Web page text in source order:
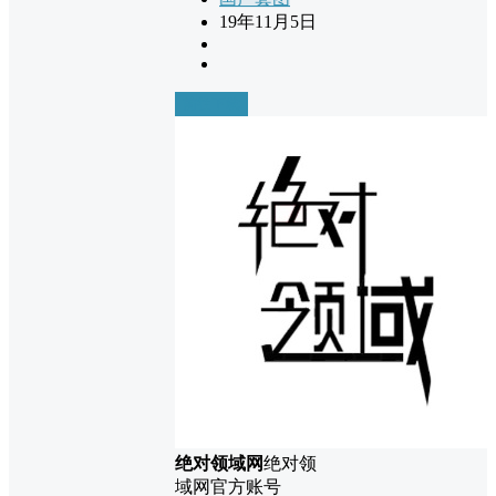
19年11月5日
绝对领域网绝对领
域网官方账号